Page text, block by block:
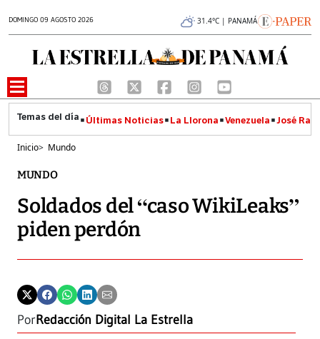
DOMINGO 09 AGOSTO 2026 31.4°C | PANAMÁ
Últimas Noticias La Llorona Venezuela José
Inicio> Mundo
MUNDO
Soldados del “caso WikiLeaks”
piden perdón
PorRedacción Digital La Estrella